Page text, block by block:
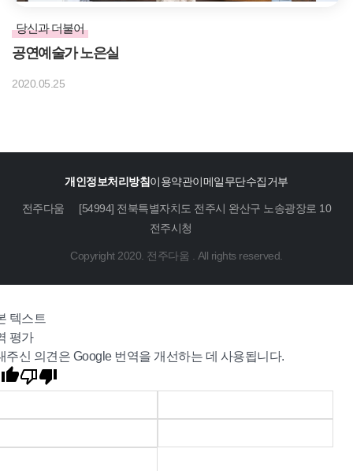
당신과 더불어
공연예술가 노은실
2020.05.25
개인정보처리방침이용약관이메일무단수집거부
전주다움
[54994] 전북특별자치도 전주시 완산구 노송광장로 10
전주시청
Copyright 2020. 전주다움 . All rights reserved.
텍스트
평가
주신 의견은 Google 번역을 개선하는 데 사용됩니다.